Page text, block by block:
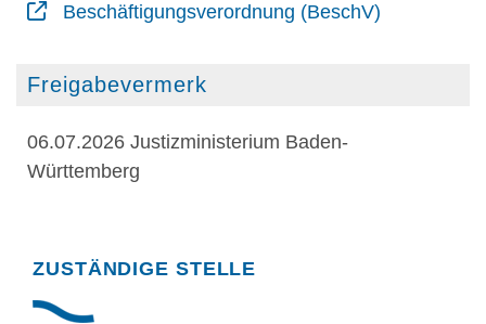
Beschäftigungsverordnung (BeschV)
Freigabevermerk
06.07.2026 Justizministerium Baden-
Württemberg
Randspalte
ZUSTÄNDIGE STELLE